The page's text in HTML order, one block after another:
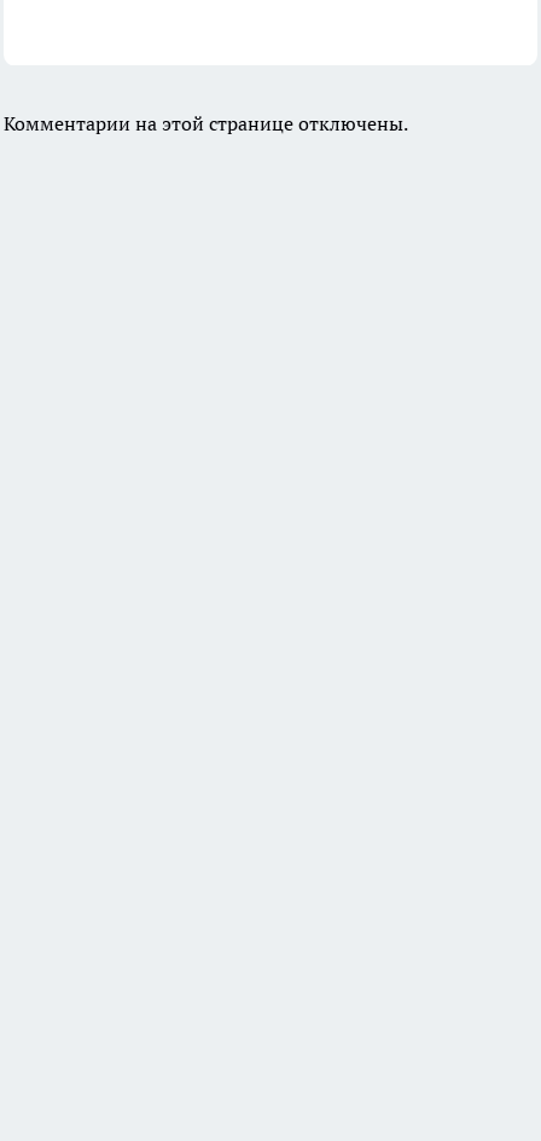
Комментарии на этой странице отключены.